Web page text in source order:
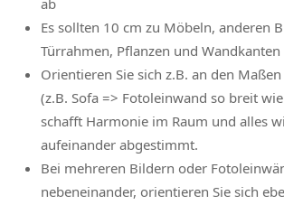
ab
Es sollten 10 cm zu Möbeln, anderen
Türrahmen, Pflanzen und
Orientieren Sie sich z.B. an den
(z.B. Sofa => Fotoleinwand so breit
schafft Harmonie im Raum und alles
aufeinander abgestimmt.
Bei mehreren Bildern oder
nebeneinander, orientieren Sie sich